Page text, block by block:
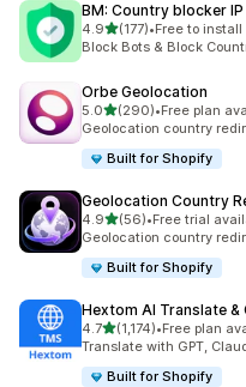
BM: Country blocker
4.9별 5개 중
(177)
총 리뷰 177개
•Free to install
Block Bots & Block
Orbe Geolocation
5.0별 5개 중
(290)
총 리뷰 290개
•Free plan
Geolocation country
Built for Shopify
Geolocation Country
4.9별 5개 중
(56)
총 리뷰 56개
•Free trial
Geolocation country
Built for Shopify
Hextom AI Translate &
4.7별 5개 중
(1,174)
총 리뷰 1174개
•Free plan
Translate with GPT,
Built for Shopify